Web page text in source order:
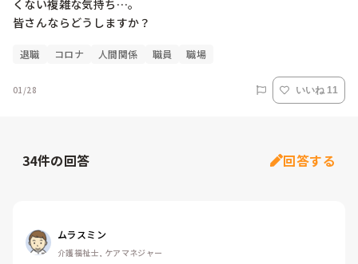
くない複雑な気持ち…。
皆さんならどうしますか？
退職 コロナ 人間関係 職員 職場
01/28 いいね 11
34件の回答 回答する
ムラスミン
介護福祉士, ケアマネジャー